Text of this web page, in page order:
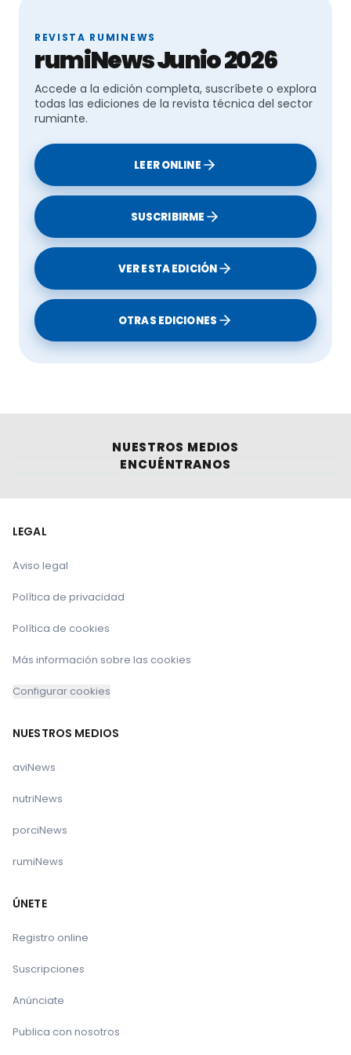
CSIC
Le puede interesar:
Impacto de la estacionalidad y perfil
metabólico materno sobre la salud del ternero
Relación entre patógenos respiratorios y
resistencia antimicrobiana en terneros
destetados
REVISTA RUMINEWS
rumiNews Junio 2026
Accede a la edición completa, suscríbete o explora
todas las ediciones de la revista técnica del sector
rumiante.
LEER ONLINE
SUSCRIBIRME
VER ESTA EDICIÓN
OTRAS EDICIONES
NUESTROS MEDIOS
ENCUÉNTRANOS
LEGAL
Aviso legal
Política de privacidad
Política de cookies
Más información sobre las cookies
Configurar cookies
NUESTROS MEDIOS
aviNews
nutriNews
porciNews
rumiNews
ÚNETE
Registro online
Suscripciones
Anúnciate
Publica con nosotros